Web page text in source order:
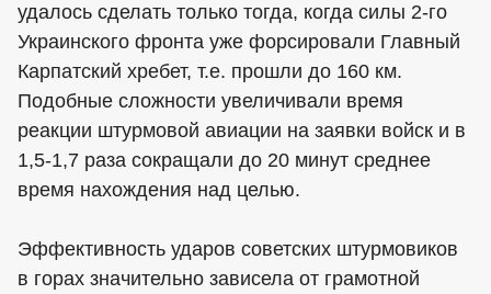
удалось сделать только тогда, когда силы 2-го
Украинского фронта уже форсировали Главный
Карпатский хребет, т.е. прошли до 160 км.
Подобные сложности увеличивали время
реакции штурмовой авиации на заявки войск и в
1,5-1,7 раза сокращали до 20 минут среднее
время нахождения над целью.
Эффективность ударов советских штурмовиков
в горах значительно зависела от грамотной